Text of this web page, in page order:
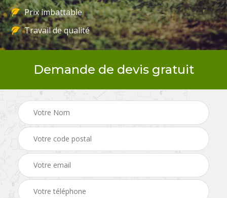
Prix imbattable
Travail de qualité
Demande de devis gratuit